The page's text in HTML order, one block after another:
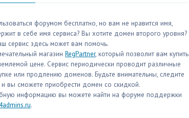
форумом бесплатно, но вам не нравится имя,
в себе имя сервиса? Вы хотите домен второго уровня?
сервис здесь может вам помочь.
магазин RegPartner, который позволит вам купить
цене. Сервис периодически проводит различные
или продлению доменов. Будьте внимательны, следите
и вы сможете приобрести домен со скидкой.
информацию вы можете найти на форуме поддержки
.